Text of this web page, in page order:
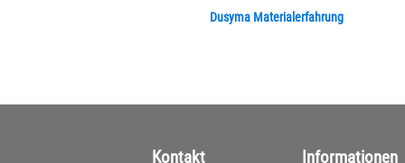
Dusyma Materialerfahrung
Kontakt Informationen